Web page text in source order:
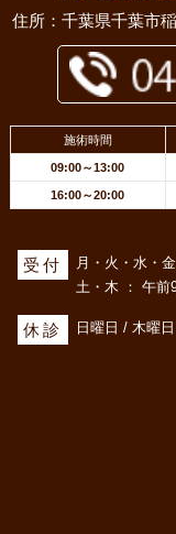
住所：千葉県千葉市
施術時間
09:00～13:00
16:00～20:00
受付
月・火・水・
土・木 ： 午前
休診 日曜日 / 木曜